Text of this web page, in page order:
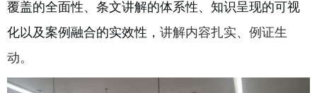
覆盖的全面性、条文讲解的体系性、知识呈现的可视
化以及案例融合的实效性， 讲解内容扎实、例证生
动。